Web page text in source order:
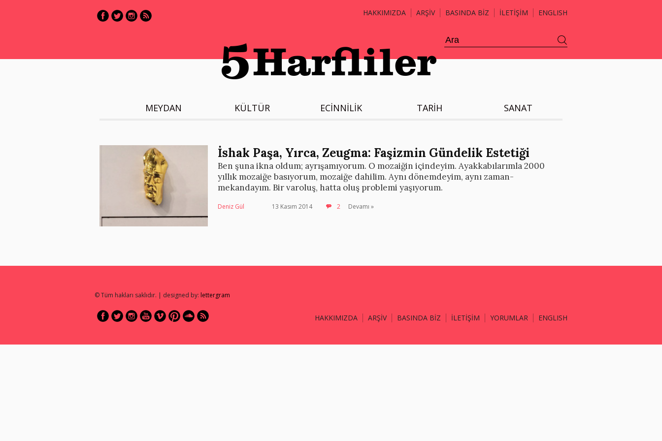
HAKKIMIZDA ARŞİV BASINDA BİZ İLETİŞİM ENGLISH
MEYDAN KÜLTÜR ECİNNİLİK TARİH SANAT
İshak Paşa, Yırca, Zeugma: Faşizmin Gündelik Estetiği
Ben şuna ikna oldum; ayrışamıyorum. O mozaiğin içindeyim. Ayakkabılarımla 2000
yıllık mozaiğe basıyorum, mozaiğe dahilim. Aynı dönemdeyim, aynı zaman-
mekandayım. Bir varoluş, hatta oluş problemi yaşıyorum.
Deniz Gül 13 Kasım 2014 2 Devamı »
© Tüm hakları saklıdır. | designed by: lettergram
HAKKIMIZDA ARŞİV BASINDA BİZ İLETİŞİM YORUMLAR ENGLISH